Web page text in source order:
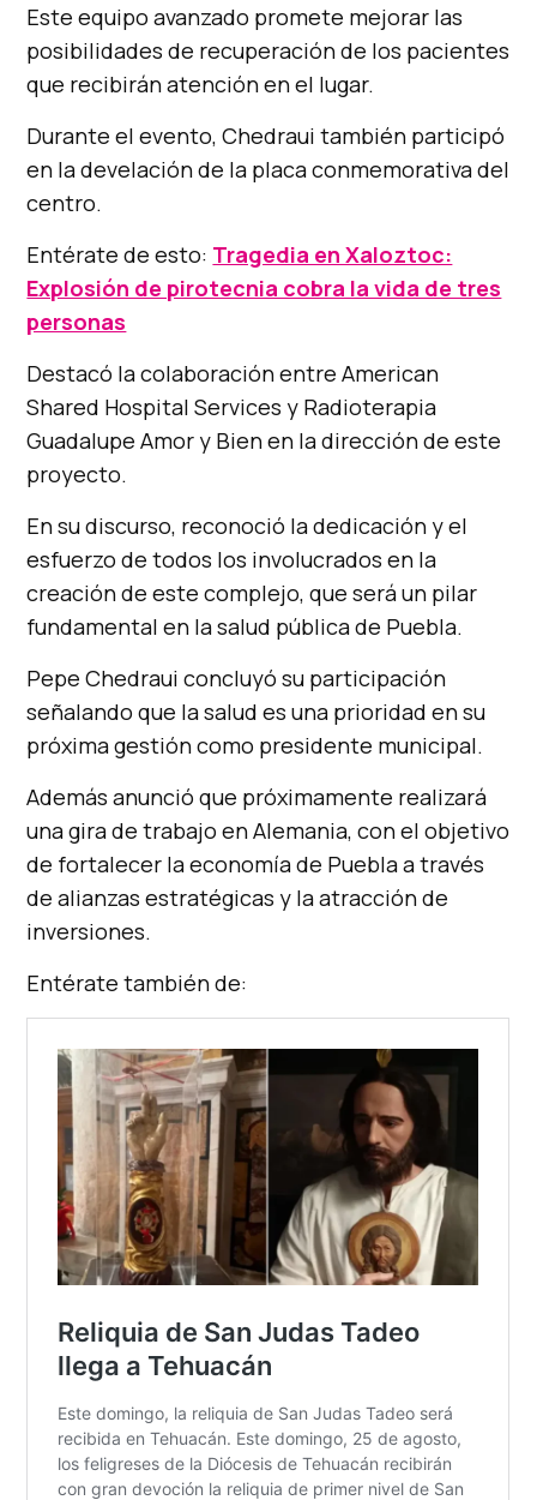
Este equipo avanzado promete mejorar las
posibilidades de recuperación de los pacientes
que recibirán atención en el lugar.
Durante el evento, Chedraui también participó
en la develación de la placa conmemorativa del
centro.
Entérate de esto: Tragedia en Xaloztoc:
Explosión de pirotecnia cobra la vida de tres
personas
Destacó la colaboración entre American
Shared Hospital Services y Radioterapia
Guadalupe Amor y Bien en la dirección de este
proyecto.
En su discurso, reconoció la dedicación y el
esfuerzo de todos los involucrados en la
creación de este complejo, que será un pilar
fundamental en la salud pública de Puebla.
Pepe Chedraui concluyó su participación
señalando que la salud es una prioridad en su
próxima gestión como presidente municipal.
Además anunció que próximamente realizará
una gira de trabajo en Alemania, con el objetivo
de fortalecer la economía de Puebla a través
de alianzas estratégicas y la atracción de
inversiones.
Entérate también de: